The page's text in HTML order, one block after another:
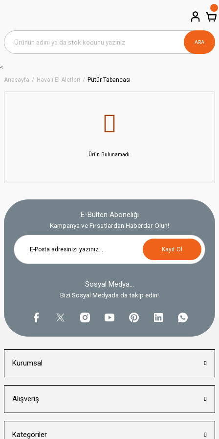
ARA
<
Anasayfa Havalı El Aletleri Pütür Tabancası
Ürün Bulunamadı.
E-Bülten Aboneliği
Kampanya ve Fırsatlardan Haberdar Olun!
Kayıt Ol
Sosyal Medya...
Bizi Sosyal Medyada da takip edin!
Kurumsal
Alışveriş
Kategoriler